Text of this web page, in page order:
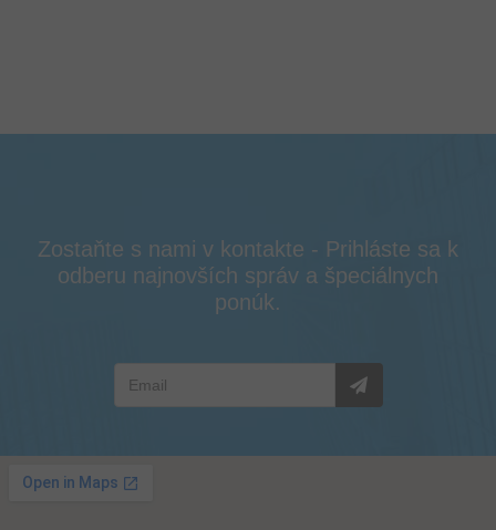
Zostaňte s nami v kontakte - Prihláste sa k
odberu najnovších správ a špeciálnych
ponúk.